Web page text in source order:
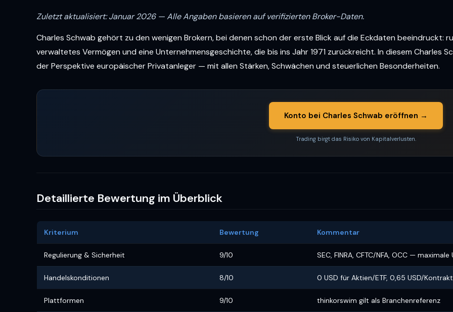
Zuletzt aktualisiert: Januar 2026 — Alle Angaben basieren auf verifizierten Broker-Daten.
Charles Schwab gehört zu den wenigen Brokern, bei denen schon der erste Blick auf die Eckdaten beeindruckt:
verwaltetes Vermögen und eine Unternehmensgeschichte, die bis ins Jahr 1971 zurückreicht. In diesem Charles
der Perspektive europäischer Privatanleger — mit allen Stärken, Schwächen und steuerlichen Besonderheiten.
Konto bei Charles Schwab eröffnen →
Trading birgt das Risiko von Kapitalverlusten.
Detaillierte Bewertung im Überblick
Kriterium Bewertung Kommentar
Regulierung & Sicherheit 9/10 SEC, FINRA, CFTC/NFA, OCC —
Handelskonditionen 8/10 0 USD für Aktien/ETF, 0,65 USD/
Plattformen 9/10 thinkorswim gilt als Branchenreferenz